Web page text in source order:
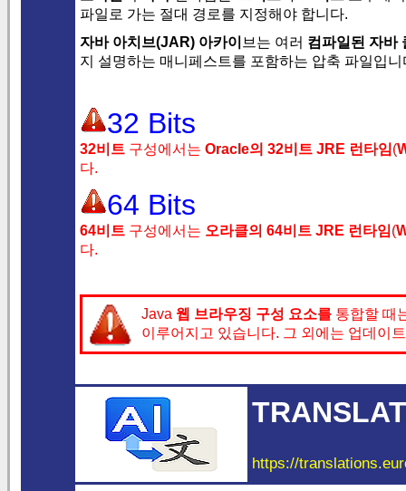
파일로 가는 절대 경로를 지정해야 합니다.
자바 아치브(JAR) 아카이 브는 여러 컴파일된 자바
지 설명하는 매니페스트를 포함하는 압축 파일입니
32 Bits
32비트 구성에서는 Oracle의 32비트 JRE 런타임(
다.
64 Bits
64비트 구성에서는 오라클의 64비트 JRE 런타임(
다.
Java 웹 브라우징 구성 요소를 통합할 때
이루어지고 있습니다. 그 외에는 업데이
https://